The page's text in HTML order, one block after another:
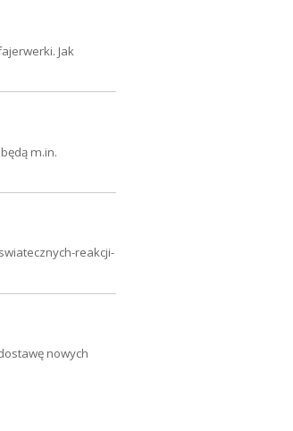
Jak
m.in.
reakcji-
nowych